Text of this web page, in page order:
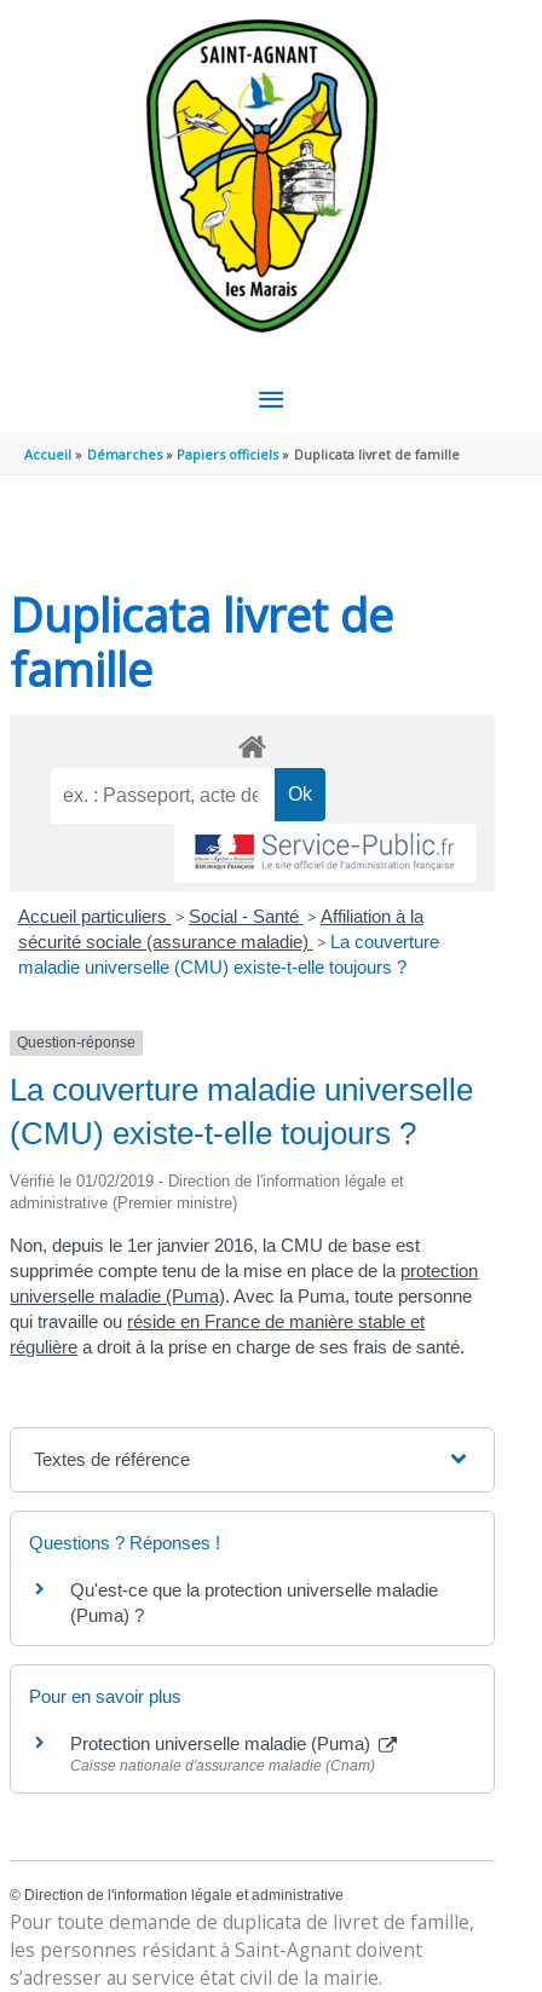
MENU
PRINCIPAL
Accueil Démarches Papiers officiels Duplicata livret de famille
Duplicata livret de
famille
Accueil particuliers > Social - Santé > Affiliation à la
sécurité sociale (assurance maladie) > La couverture
maladie universelle (CMU) existe-t-elle toujours ?
Question-réponse
La couverture maladie universelle
(CMU) existe-t-elle toujours ?
Vérifié le 01/02/2019 - Direction de l'information légale et
administrative (Premier ministre)
Non, depuis le 1er janvier 2016, la CMU de base est
supprimée compte tenu de la mise en place de la protection
universelle maladie (Puma). Avec la Puma, toute personne
qui travaille ou réside en France de manière stable et
régulière a droit à la prise en charge de ses frais de santé.
Textes de référence
Questions ? Réponses !
Qu'est-ce que la protection universelle maladie
(Puma) ?
Pour en savoir plus
Protection universelle maladie (Puma)
Caisse nationale d'assurance maladie (Cnam)
© Direction de l'information légale et administrative
Pour toute demande de duplicata de livret de famille,
les personnes résidant à Saint-Agnant doivent
s’adresser au service état civil de la mairie.